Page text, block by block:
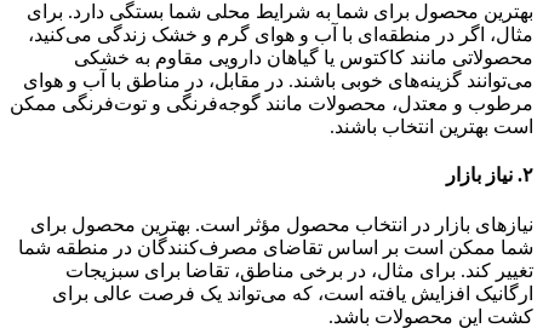
بهترین محصول برای شما به شرایط محلی شما بستگی دارد. برای
مثال، اگر در منطقه‌ای با آب و هوای گرم و خشک زندگی می‌کنید،
محصولاتی مانند کاکتوس یا گیاهان دارویی مقاوم به خشکی
می‌توانند گزینه‌های خوبی باشند. در مقابل، در مناطق با آب و هوای
مرطوب و معتدل، محصولات مانند گوجه‌فرنگی و توت‌فرنگی ممکن
است بهترین انتخاب باشند.
۲. نیاز بازار
نیازهای بازار در انتخاب محصول مؤثر است. بهترین محصول برای
شما ممکن است بر اساس تقاضای مصرف‌کنندگان در منطقه شما
تغییر کند. برای مثال، در برخی مناطق، تقاضا برای سبزیجات
ارگانیک افزایش یافته است، که می‌تواند یک فرصت عالی برای
کشت این محصولات باشد.